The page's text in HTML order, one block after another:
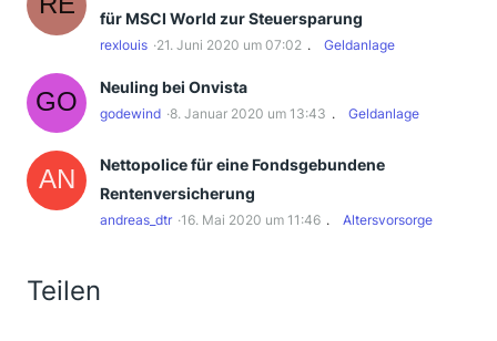
für MSCI World zur Steuersparung
rexlouis 21. Juni 2020 um 07:02 Geldanlage
Neuling bei Onvista
godewind 8. Januar 2020 um 13:43 Geldanlage
Nettopolice für eine Fondsgebundene
Rentenversicherung
andreas_dtr 16. Mai 2020 um 11:46 Altersvorsorge
Teilen